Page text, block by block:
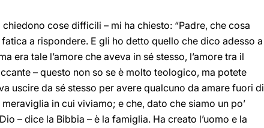
cose difficili – mi ha chiesto: “Padre, che cosa
a rispondere. E gli ho detto quello che dico adesso a
era tale l’amore che aveva in sé stesso, l’amore tra il
– questo non so se è molto teologico, ma potete
uscire da sé stesso per avere qualcuno da amare fuori di
in cui viviamo; e che, dato che siamo un po’
– dice la Bibbia – è la famiglia. Ha creato l’uomo e la